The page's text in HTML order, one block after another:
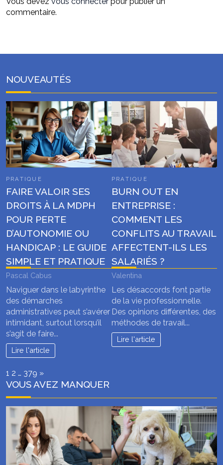
commentaire.
NOUVEAUTÉS
PRATIQUE
FAIRE VALOIR SES
DROITS À LA MDPH
POUR PERTE
D’AUTONOMIE OU
HANDICAP : LE GUIDE
SIMPLE ET PRATIQUE
Pascal Cabus
Naviguer dans le labyrinthe
des démarches
administratives peut s’avérer
intimidant, surtout lorsqu’il
s’agit de faire...
Lire l'article
PRATIQUE
BURN OUT EN
ENTREPRISE :
COMMENT LES
CONFLITS AU TRAVAIL
AFFECTENT-ILS LES
SALARIÉS ?
Valentina
Les désaccords font partie
de la vie professionnelle.
Des opinions différentes, des
méthodes de travail...
Lire l'article
Page:
1 2 … 379 Next
»
VOUS AVEZ MANQUER